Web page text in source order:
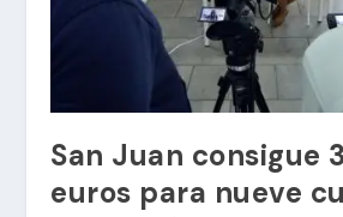
San Juan consigue
euros para nueve